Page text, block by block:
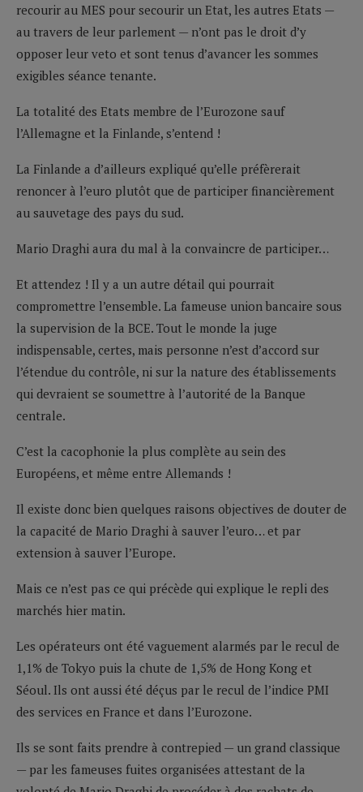
recourir au MES pour secourir un Etat, les autres Etats —
au travers de leur parlement — n’ont pas le droit d’y
opposer leur veto et sont tenus d’avancer les sommes
exigibles séance tenante.
La totalité des Etats membre de l’Eurozone sauf
l’Allemagne et la Finlande, s’entend !
La Finlande a d’ailleurs expliqué qu’elle préfèrerait
renoncer à l’euro plutôt que de participer financièrement
au sauvetage des pays du sud.
Mario Draghi aura du mal à la convaincre de participer…
Et attendez ! Il y a un autre détail qui pourrait
compromettre l’ensemble. La fameuse union bancaire sous
la supervision de la BCE. Tout le monde la juge
indispensable, certes, mais personne n’est d’accord sur
l’étendue du contrôle, ni sur la nature des établissements
qui devraient se soumettre à l’autorité de la Banque
centrale.
C’est la cacophonie la plus complète au sein des
Européens, et même entre Allemands !
Il existe donc bien quelques raisons objectives de douter de
la capacité de Mario Draghi à sauver l’euro… et par
extension à sauver l’Europe.
Mais ce n’est pas ce qui précède qui explique le repli des
marchés hier matin.
Les opérateurs ont été vaguement alarmés par le recul de
1,1% de Tokyo puis la chute de 1,5% de Hong Kong et
Séoul. Ils ont aussi été déçus par le recul de l’indice PMI
des services en France et dans l’Eurozone.
Ils se sont faits prendre à contrepied — un grand classique
— par les fameuses fuites organisées attestant de la